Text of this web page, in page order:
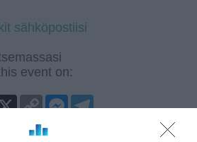
sähköpostiisi
event on:
Copy
Link
Messenger